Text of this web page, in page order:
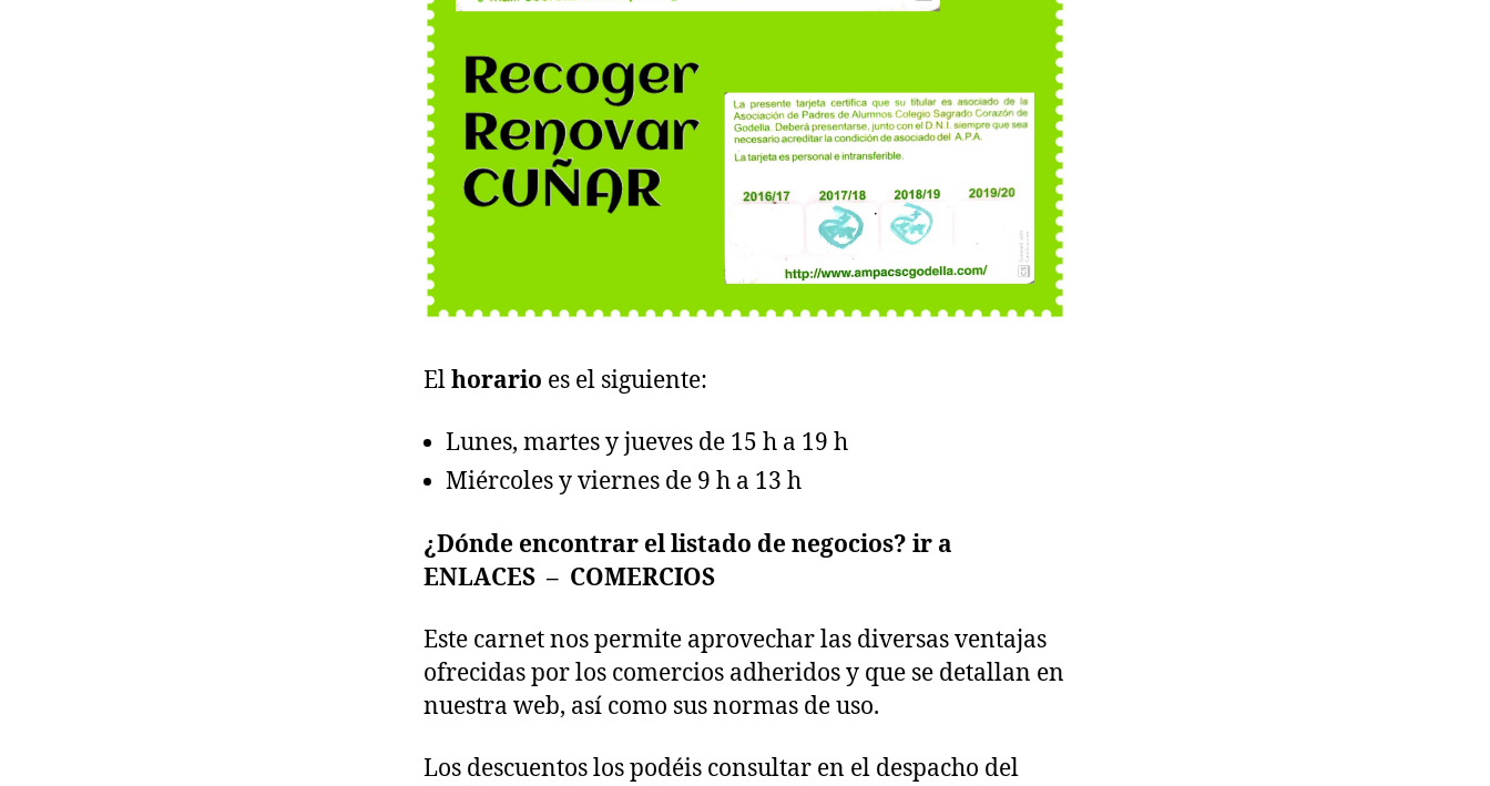
Elhorario es el siguiente:
Lunes, martes y jueves de 15 h a 19 h
Miércoles y viernes de 9 h a 13 h
¿Dónde encontrar el listado de negocios? ir a
ENLACES – COMERCIOS
Este carnet nos permite aprovechar las diversas ventajas
ofrecidas por los comercios adheridos y que se detallan en
nuestra web, así como sus normas de uso.
Los descuentos los podéis consultar en el despacho del